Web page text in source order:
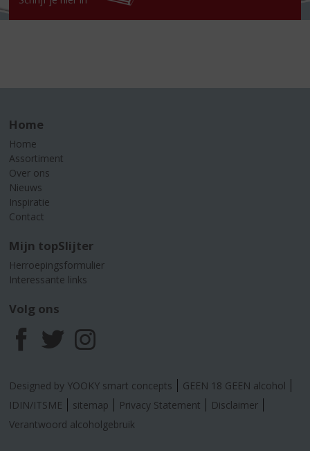
Home
Home
Assortiment
Over ons
Nieuws
Inspiratie
Contact
Mijn topSlijter
Herroepingsformulier
Interessante links
Volg ons
F
a
c
T
w
i
I
n
s
Designed by YOOKY smart concepts
GEEN 18 GEEN alcohol
IDIN/ITSME
sitemap Privacy Statement
Disclaimer
Verantwoord alcoholgebruik